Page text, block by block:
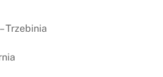
Trzebinia